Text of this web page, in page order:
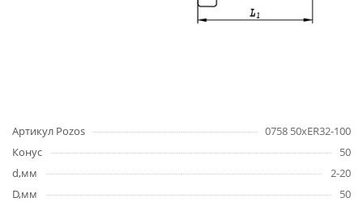
Артикул Pozos
0758 50xER32-100
Конус
50
d,мм
2-20
D,мм
50